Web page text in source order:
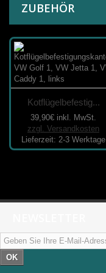
ZUBEHÖR
Kotflügelbefestig...
39,90€ inkl. MwSt.
zzgl. Versandkosten
Lieferzeit: 2-3 Werktage
OK